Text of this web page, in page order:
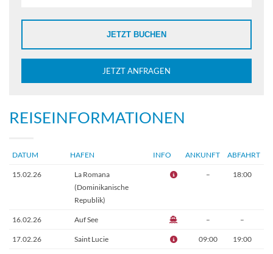
JETZT BUCHEN
JETZT ANFRAGEN
REISEINFORMATIONEN
DATUM HAFEN INFO ANKUNFT ABFAHRT
15.02.26
La Romana
(Dominikanische
Republik)
– 18:00
16.02.26 Auf See – –
17.02.26 Saint Lucie 09:00 19:00